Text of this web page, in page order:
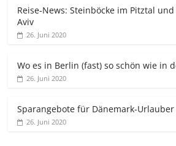
Reise-News: Steinböcke im Pitztal
Aviv
26. Juni 2020
Wo es in Berlin (fast) so schön wie in
26. Juni 2020
Sparangebote für Dänemark-Urlauber
26. Juni 2020